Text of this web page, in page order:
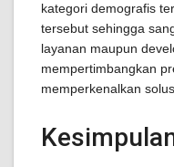
kategori demografis
tersebut sehingga
layanan maupun
mempertimbangkan
memperkenalkan